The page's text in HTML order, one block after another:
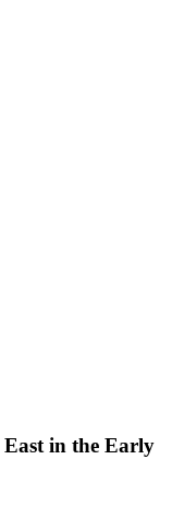
in the Early